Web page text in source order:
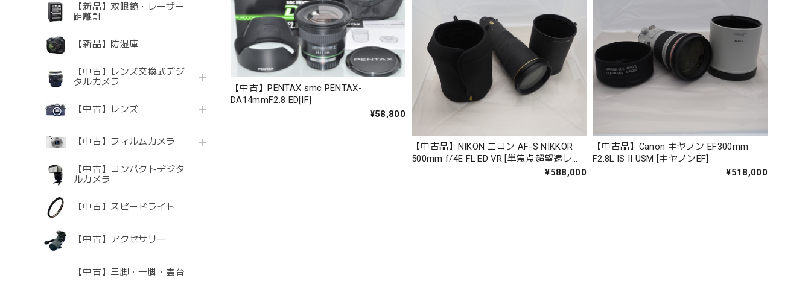
【新品】双眼鏡・レーザー
距離計
【新品】防湿庫
【中古】レンズ交換式デジ
タルカメラ
【中古】レンズ
【中古】フィルムカメラ
【中古】コンパクトデジタ
ルカメラ
【中古】スピードライト
【中古】アクセサリー
【中古】三脚・一脚・雲台
【中古】PENTAX smc PENTAX-
DA14mmF2.8 ED[IF]
¥58,800
【中古品】NIKON ニコン AF-S NIKKOR
500mm f/4E FL ED VR [単焦点超望遠レン
¥588,000
【中古品】Canon キヤノン EF300mm
F2.8L IS II USM [キヤノンEF]
¥518,000